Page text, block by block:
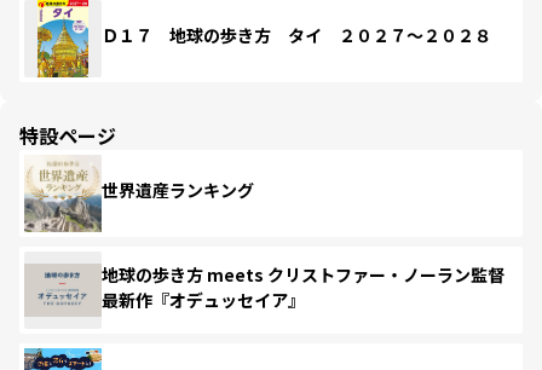
Ｄ１７ 地球の歩き方 タイ ２０２７～２０２８
特設ページ
世界遺産ランキング
地球の歩き方 meets クリストファー・ノーラン監督
最新作『オデュッセイア』